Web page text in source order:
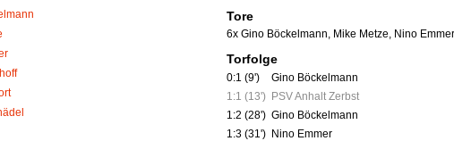
Tore
6x Gino Böckelmann Mike Metze Nino Emmer
Torfolge
0:1 (9')
Gino Böckelmann
1:1 (13') PSV Anhalt Zerbst
1:2 (28') Gino Böckelmann
1:3 (31') Nino Emmer